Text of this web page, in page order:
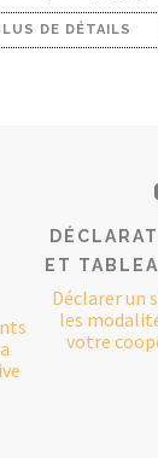
DE DÉTAILS
ET
Déclarer un
les
votre